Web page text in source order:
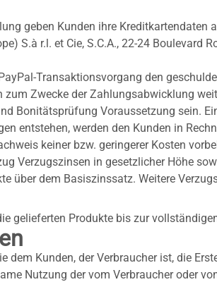
geben Kunden ihre
S.à r.l. et Cie, S.C.A., 22-24
Transaktionsvorgang den
Zwecke der Zahlungsabwicklung
Bonitätsprüfung Voraussetzung sein.
entstehen, werden den Kunden in
keiner bzw. geringerer Kosten
Verzugszinsen in gesetzlicher Höhe
über dem Basiszinssatz. Weitere
gelieferten Produkte bis zur
dem Kunden, der Verbraucher ist, die
Nutzung der vom Verbraucher oder